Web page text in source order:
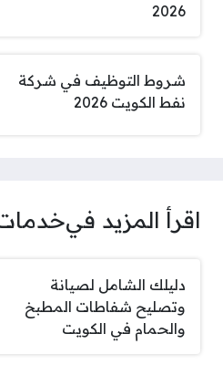
2026
شروط التوظيف في شركة
نفط الكويت 2026
اقرأ المزيد في
دليلك الشامل لصيانة
وتصليح شفاطات المطبخ
والحمام في الكويت